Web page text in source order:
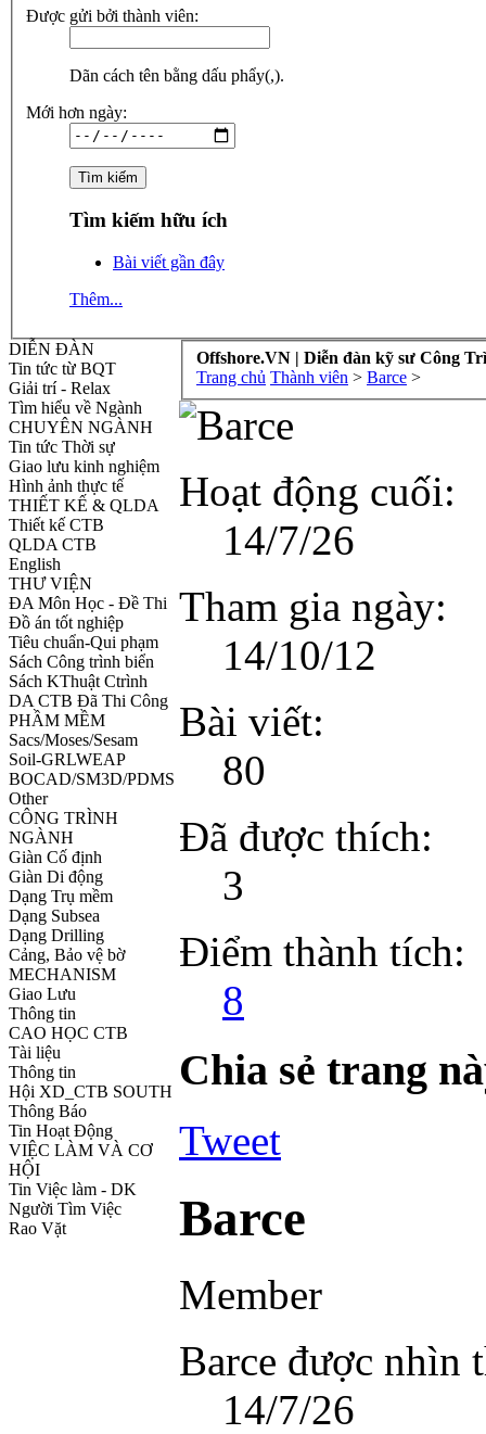
Được gửi bởi thành viên:
Dãn cách tên bằng dấu phẩy(,).
Mới hơn ngày:
Tìm kiếm hữu ích
Bài viết gần đây
Thêm...
DIỄN ĐÀN
Tin tức từ BQT
Giải trí - Relax
Tìm hiểu về Ngành
CHUYÊN NGÀNH
Tin tức Thời sự
Giao lưu kinh nghiệm
Hình ảnh thực tế
THIẾT KẾ & QLDA
Thiết kế CTB
QLDA CTB
English
THƯ VIỆN
ĐA Môn Học - Đề Thi
Đồ án tốt nghiệp
Tiêu chuẩn-Qui phạm
Sách Công trình biển
Sách KThuật Ctrình
DA CTB Đã Thi Công
PHẦM MỀM
Sacs/Moses/Sesam
Soil-GRLWEAP
BOCAD/SM3D/PDMS
Other
CÔNG TRÌNH
NGÀNH
Giàn Cố định
Giàn Di động
Dạng Trụ mềm
Dạng Subsea
Dạng Drilling
Cảng, Bảo vệ bờ
MECHANISM
Giao Lưu
Thông tin
CAO HỌC CTB
Tài liệu
Thông tin
Hội XD_CTB SOUTH
Thông Báo
Tin Hoạt Động
VIỆC LÀM VÀ CƠ
HỘI
Tin Việc làm - DK
Người Tìm Việc
Rao Vặt
Offshore.VN | Diễn đàn kỹ sư Công
Trang chủ Thành viên > Barce >
Hoạt động cuối:
14/7/26
Tham gia ngày:
14/10/12
Bài viết:
80
Đã được thích:
3
Điểm thành tích:
8
Chia sẻ trang
Tweet
Barce
Member
Barce được nhìn
14/7/26